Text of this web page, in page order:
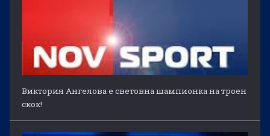
Виктория Ангелова е световна шампионка на троен
скок!